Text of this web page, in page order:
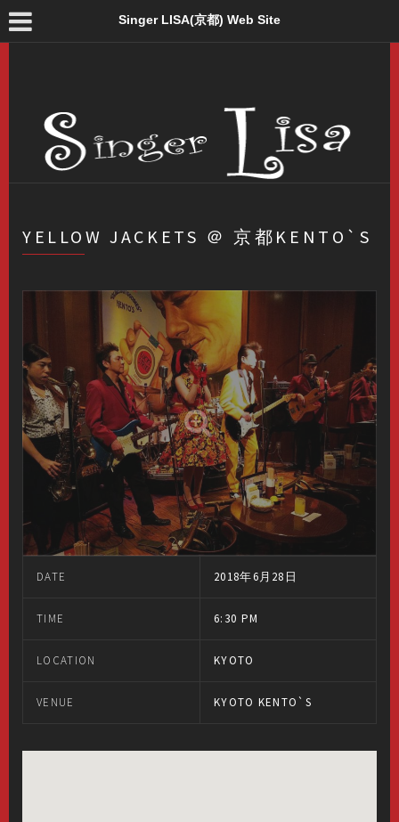
Singer LISA(京都) Web Site
YELLOW JACKETS ＠ 京都KENTO`S
DATE 2018年6月28日
TIME 6:30 PM
LOCATION KYOTO
VENUE KYOTO KENTO`S